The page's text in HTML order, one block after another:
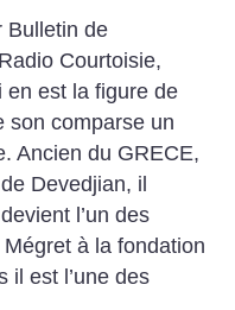
Bulletin de
Courtoisie,
en est la figure de
son comparse un
Ancien du GRECE,
Devedjian, il
l’un des
à la fondation
il est l’une des